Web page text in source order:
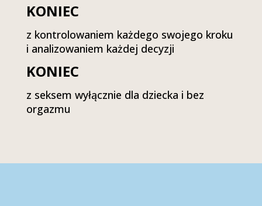
KONIEC
z kontrolowaniem każdego swojego kroku
i analizowaniem każdej decyzji
KONIEC
z seksem wyłącznie dla dziecka i bez
orgazmu